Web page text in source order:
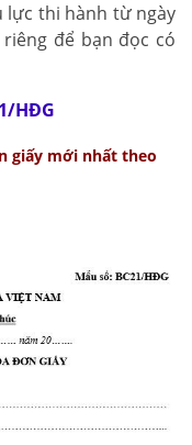
lực thi hành từ ngày
để bạn đọc có
HĐG
giấy mới nhất theo